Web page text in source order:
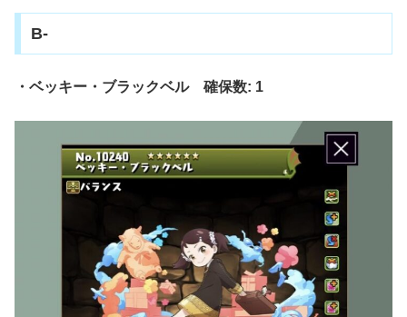
B-
・ベッキー・ブラックベル 確保数: 1